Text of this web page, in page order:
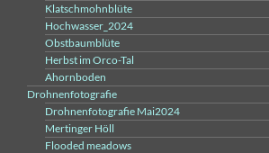
Klatschmohnblüte
Hochwasser_2024
Obstbaumblüte
Herbst im Orco-Tal
Ahornboden
Drohnenfotografie
Drohnenfotografie Mai2024
Mertinger Höll
Flooded meadows